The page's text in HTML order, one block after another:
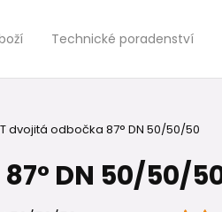
Technické poradenství
dvojitá odbočka 87° DN 50/50/50
DN 50/50/